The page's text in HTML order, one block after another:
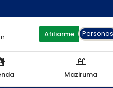
Afiliarme Personas
Maziruma